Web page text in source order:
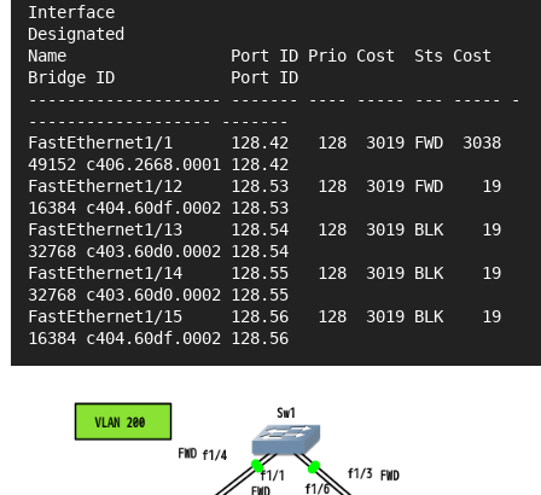
Interface
Designated
Name                 Port ID Prio Cost  Sts Cost
Bridge ID            Port ID
-------------------- ------- ---- ----- --- ----- -
------------------- -------
FastEthernet1/1      128.42   128  3019 FWD  3038
49152 c406.2668.0001 128.42
FastEthernet1/12     128.53   128  3019 FWD    19
16384 c404.60df.0002 128.53
FastEthernet1/13     128.54   128  3019 BLK    19
32768 c403.60d0.0002 128.54
FastEthernet1/14     128.55   128  3019 BLK    19
32768 c403.60d0.0002 128.55
FastEthernet1/15     128.56   128  3019 BLK    19
16384 c404.60df.0002 128.56